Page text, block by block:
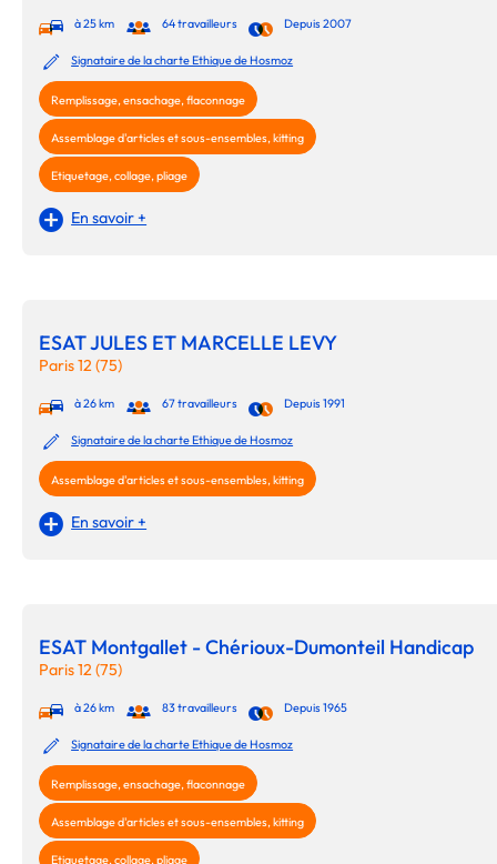
à 25 km 64 travailleurs Depuis 2007
Signataire de la charte Ethique de Hosmoz
Remplissage, ensachage, flaconnage
Assemblage d'articles et sous-ensembles, kitting
Etiquetage, collage, pliage
En savoir +
ESAT JULES ET MARCELLE LEVY
Paris 12 (75)
à 26 km 67 travailleurs Depuis 1991
Signataire de la charte Ethique de Hosmoz
Assemblage d'articles et sous-ensembles, kitting
En savoir +
ESAT Montgallet - Chérioux-Dumonteil Handicap
Paris 12 (75)
à 26 km 83 travailleurs Depuis 1965
Signataire de la charte Ethique de Hosmoz
Remplissage, ensachage, flaconnage
Assemblage d'articles et sous-ensembles, kitting
Etiquetage, collage, pliage